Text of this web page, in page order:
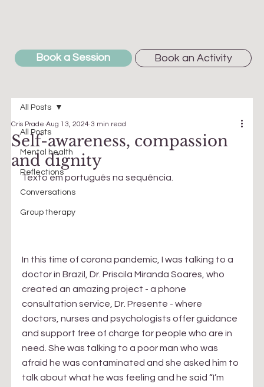
Book a Session Book an Activity
All Posts
Mental health
Reflections
Conversations
Group therapy
All Posts
Self-awareness, compassion
and dignity
Cris Prade Aug 13, 2024 3 min read
Texto em português na sequência.
In this time of corona pandemic, I was talking to a
doctor in Brazil, Dr. Priscila Miranda Soares, who
created an amazing project - a phone
consultation service, Dr. Presente - where
doctors, nurses and psychologists offer guidance
and support free of charge for people who are in
need. She was talking to a poor man who was
afraid he was contaminated and she asked him to
talk about what he was feeling and he said “I’m